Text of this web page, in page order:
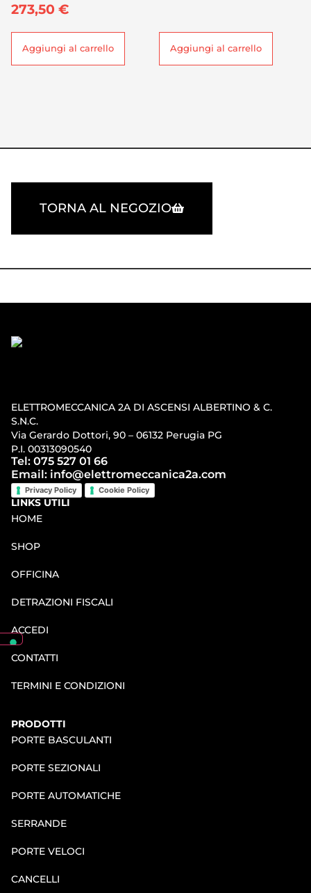
273,50 €
Aggiungi al carrello Aggiungi al carrello
TORNA AL NEGOZIO
ELETTROMECCANICA 2A DI ASCENSI ALBERTINO & C.
S.N.C.
Via Gerardo Dottori, 90 – 06132 Perugia PG
P.I. 00313090540
Tel: 075 527 01 66
Email: info@elettromeccanica2a.com
Privacy Policy Cookie Policy
LINKS UTILI
HOME
SHOP
OFFICINA
DETRAZIONI FISCALI
ACCEDI
CONTATTI
TERMINI E CONDIZIONI
PRODOTTI
PORTE BASCULANTI
PORTE SEZIONALI
PORTE AUTOMATICHE
SERRANDE
PORTE VELOCI
CANCELLI